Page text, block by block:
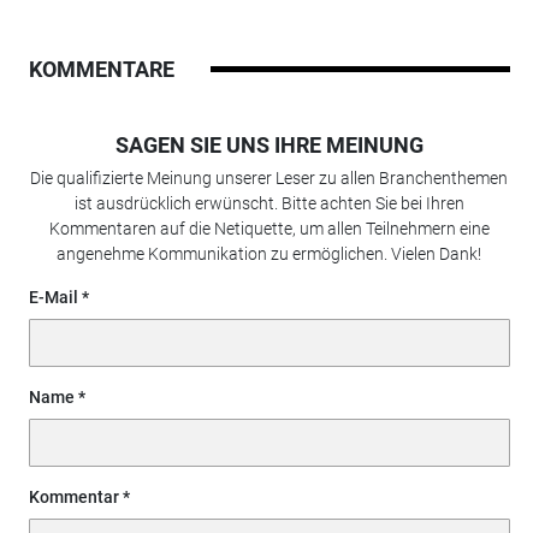
KOMMENTARE
SAGEN SIE UNS IHRE MEINUNG
Die qualifizierte Meinung unserer Leser zu allen Branchenthemen
ist ausdrücklich erwünscht. Bitte achten Sie bei Ihren
Kommentaren auf die Netiquette, um allen Teilnehmern eine
angenehme Kommunikation zu ermöglichen. Vielen Dank!
E-Mail
Name
Kommentar